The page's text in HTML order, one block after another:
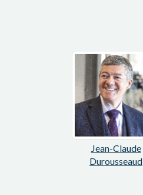
Jean-Claude
Durousseaud